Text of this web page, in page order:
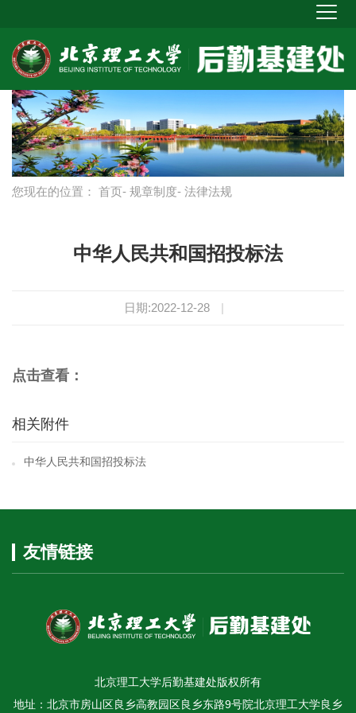
您现在的位置： 首页- 规章制度- 法律法规
中华人民共和国招投标法
日期:2022-12-28 |
点击查看：
相关附件
中华人民共和国招投标法
友情链接
北京理工大学后勤基建处版权所有
地址：北京市房山区良乡高教园区良乡东路9号院北京理工大学良乡